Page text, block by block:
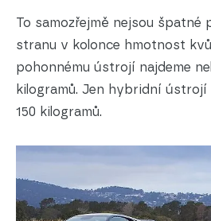
To samozřejmě nejsou špatné
stranu v kolonce hmotnost
pohonnému ústrojí najdeme
kilogramů. Jen hybridní
150 kilogramů.